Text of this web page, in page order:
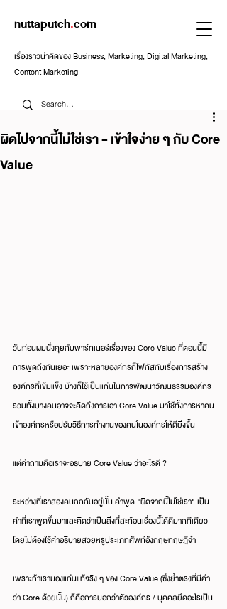
nuttaputch.com
เรื่องราวน่าคิดของ Business, Marketing, Digital Marketing,
Content Marketing
ผิดไปจากนี้ไม่ใช่เรา - เข้าใจง่าย ๆ กับ Core
Value
วันก่อนผมนั่งคุยกับพาร์ทเนอร์เรื่องของ Core Value ที่ตอนนี้มี
การพูดถึงกันเยอะ เพราะหลายองค์กรก็โฟกัสกับเรื่องการสร้าง
องค์กรที่เข้มแข็ง บ้างก็ใช้เป็นแก่นในการพัฒนาวัฒนธรรมองค์กร
รวมทั้งบางคนอาจจะคิดถึงการเอา Core Value มาใช้ทั้งการหาคน
เข้าองค์กรหรือปรับวิธีการทำงานของคนในองค์กรให้ดียิ่งขึ้น
แต่คำถามคือเราจะอธิบาย Core Value ว่าอะไรดี ?
ระหว่างที่เราสองคนถกกันอยู่นั้น คำพูด "ผิดจากนี้ไม่ใช่เรา" เป็น
คำที่เราพูดขึ้นมาและคิดว่าเป็นสิ่งที่สะท้อนเรื่องนี้ได้ดีมากทีเดียว
โดยไม่ต้องใช้คำอธิบายสวยหรูประเภทศัพท์อังกฤษทฤษฎีจ๋า
เพราะถ้าเรามองแก่นแท้จริง ๆ ของ Core Value (ซึ่งย้ำตรงที่มีคำ
ว่า Core ด้วยนั้น) ก็คือการบอกว่าตัวองค์กร / บุคคลยึดอะไรเป็น